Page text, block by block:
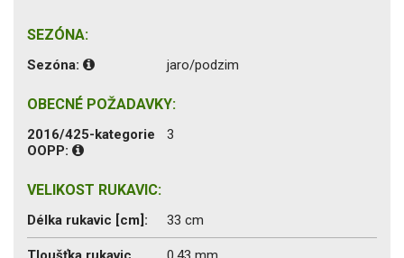
SEZÓNA:
Sezóna: jaro/podzim
OBECNÉ POŽADAVKY:
2016/425-kategorie
OOPP:
3
VELIKOST RUKAVIC:
Délka rukavic [cm]: 33 cm